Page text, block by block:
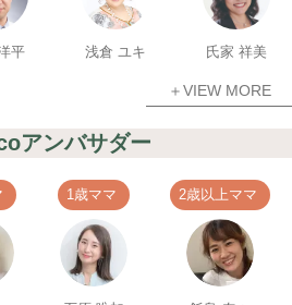
平 浅倉 ユキ 氏家 祥美
＋VIEW MORE
アンバサダー
1歳ママ 2歳以上ママ